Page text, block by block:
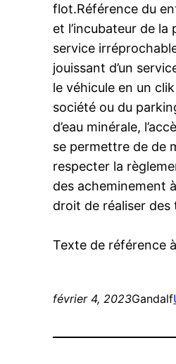
flot.Référence du
et l’incubateur de
service
jouissant d’un
le véhicule en un
société ou du
d’eau minérale,
se permettre de de
respecter la
des acheminement
droit de réaliser
Texte de référence
février 4, 2023Gandalf